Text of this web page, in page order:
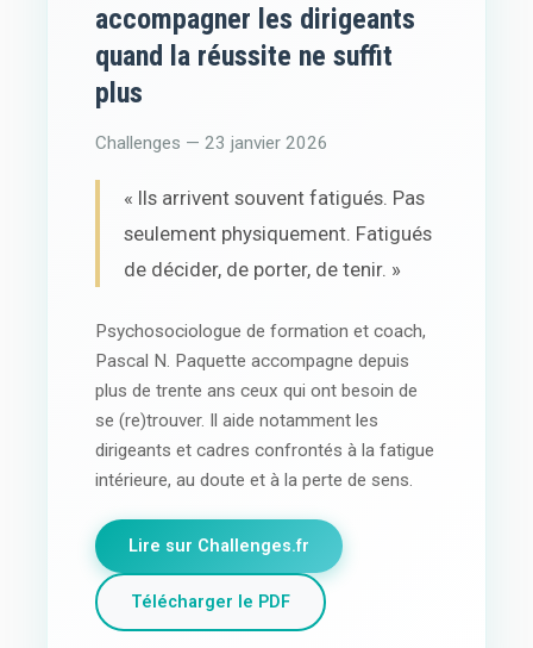
accompagner les dirigeants
quand la réussite ne suffit
plus
Challenges — 23 janvier 2026
« Ils arrivent souvent fatigués. Pas
seulement physiquement. Fatigués
de décider, de porter, de tenir. »
Psychosociologue de formation et coach,
Pascal N. Paquette accompagne depuis
plus de trente ans ceux qui ont besoin de
se (re)trouver. Il aide notamment les
dirigeants et cadres confrontés à la fatigue
intérieure, au doute et à la perte de sens.
Lire sur Challenges.fr
Télécharger le PDF